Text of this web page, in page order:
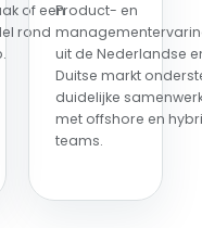
of een
rond
Product- en
uit de Nederlandse
Duitse markt
duidelijke
met offshore en
teams.